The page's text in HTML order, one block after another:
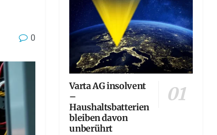
0
Varta AG insolvent
–
Haushaltsbatterien
bleiben davon
unberührt